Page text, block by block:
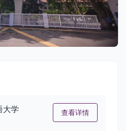
大学 查看详情